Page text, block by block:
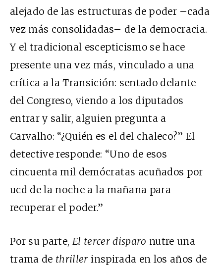
alejado de las estructuras de poder –cada
vez más consolidadas– de la democracia.
Y el tradicional escepticismo se hace
presente una vez más, vinculado a una
crítica a la Transición: sentado delante
del Congreso, viendo a los diputados
entrar y salir, alguien pregunta a
Carvalho: “¿Quién es el del chaleco?” El
detective responde: “Uno de esos
cincuenta mil demócratas acuñados por
ucd de la noche a la mañana para
recuperar el poder.”
Por su parte, El tercer disparo nutre una
trama de thriller inspirada en los años de